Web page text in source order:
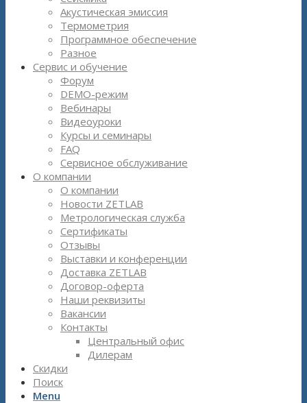
Акустическая эмиссия
Термометрия
Программное обеспечение
Разное
Сервис и обучение
Форум
DEMO-режим
Вебинары
Видеоуроки
Курсы и семинары
FAQ
Сервисное обслуживание
О компании
О компании
Новости ZETLAB
Метрологическая служба
Сертификаты
Отзывы
Выставки и конференции
Доставка ZETLAB
Договор-оферта
Наши реквизиты
Вакансии
Контакты
Центральный офис
Дилерам
Скидки
Поиск
Menu